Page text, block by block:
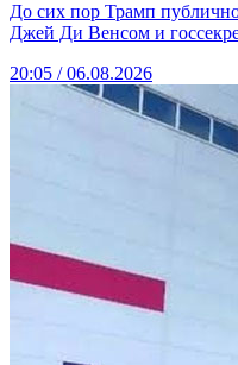
До сих пор Трамп
Джей Ди Венсом и
20:05 / 06.08.2026